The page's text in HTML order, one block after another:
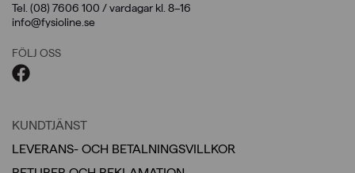
Tel. (08) 7606 100 / vardagar kl. 8–16
info@fysioline.se
FÖLJ OSS
KUNDTJÄNST
LEVERANS- OCH BETALNINGSVILLKOR